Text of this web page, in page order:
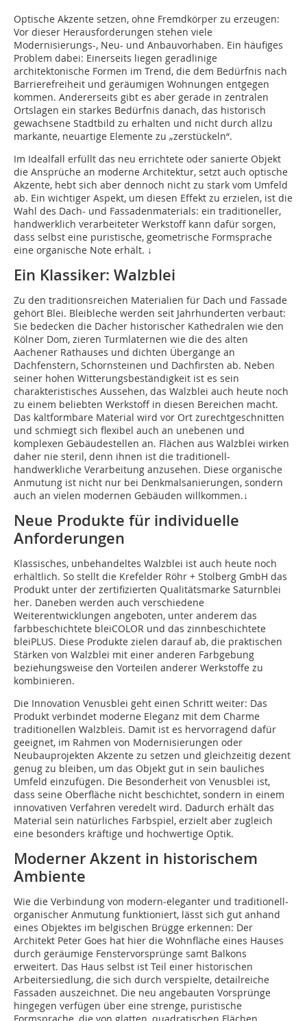
Optische Akzente setzen, ohne Fremdkörper zu erzeugen:
Vor dieser Herausforderungen stehen viele
Modernisierungs-, Neu- und Anbauvorhaben. Ein häufiges
Problem dabei: Einerseits liegen geradlinige
architektonische Formen im Trend, die dem Bedürfnis nach
Barrierefreiheit und geräumigen Wohnungen entgegen
kommen. Andererseits gibt es aber gerade in zentralen
Ortslagen ein starkes Bedürfnis danach, das historisch
gewachsene Stadtbild zu erhalten und nicht durch allzu
markante, neuartige Elemente zu „zerstückeln“.
Im Idealfall erfüllt das neu errichtete oder sanierte Objekt
die Ansprüche an moderne Architektur, setzt auch optische
Akzente, hebt sich aber dennoch nicht zu stark vom Umfeld
ab. Ein wichtiger Aspekt, um diesen Effekt zu erzielen, ist die
Wahl des Dach- und Fassadenmaterials: ein traditioneller,
handwerklich verarbeiteter Werkstoff kann dafür sorgen,
dass selbst eine puristische, geometrische Formsprache
eine organische Note erhält. ↓
Ein Klassiker: Walzblei
Zu den traditionsreichen Materialien für Dach und Fassade
gehört Blei. Bleibleche werden seit Jahrhunderten verbaut:
Sie bedecken die Dächer historischer Kathedralen wie den
Kölner Dom, zieren Turmlaternen wie die des alten
Aachener Rathauses und dichten Übergänge an
Dachfenstern, Schornsteinen und Dachfirsten ab. Neben
seiner hohen Witterungsbeständigkeit ist es sein
charakteristisches Aussehen, das Walzblei auch heute noch
zu einem beliebten Werkstoff in diesen Bereichen macht.
Das kaltformbare Material wird vor Ort zurechtgeschnitten
und schmiegt sich flexibel auch an unebenen und
komplexen Gebäudestellen an. Flächen aus Walzblei wirken
daher nie steril, denn ihnen ist die traditionell-
handwerkliche Verarbeitung anzusehen. Diese organische
Anmutung ist nicht nur bei Denkmalsanierungen, sondern
auch an vielen modernen Gebäuden willkommen.↓
Neue Produkte für individuelle
Anforderungen
Klassisches, unbehandeltes Walzblei ist auch heute noch
erhältlich. So stellt die Krefelder Röhr + Stolberg GmbH das
Produkt unter der zertifizierten Qualitätsmarke Saturnblei
her. Daneben werden auch verschiedene
Weiterentwicklungen angeboten, unter anderem das
farbbeschichtete bleiCOLOR und das zinnbeschichtete
bleiPLUS. Diese Produkte zielen darauf ab, die praktischen
Stärken von Walzblei mit einer anderen Farbgebung
beziehungsweise den Vorteilen anderer Werkstoffe zu
kombinieren.
Die Innovation Venusblei geht einen Schritt weiter: Das
Produkt verbindet moderne Ele­­ganz mit dem Charme
traditionellen Walzbleis. Damit ist es hervorragend dafür
geeignet, im Rahmen von Modernisierungen oder
Neubauprojekten Akzente zu setzen und gleichzeitig dezent
genug zu bleiben, um das Objekt gut in sein bauliches
Umfeld einzufügen. Die Besonderheit von Venusblei ist,
dass seine Oberfläche nicht beschichtet, sondern in einem
innovativen Verfahren veredelt wird. Dadurch erhält das
Material sein natürliches Farbspiel, erzielt aber zugleich
eine besonders kräftige und hochwertige Optik.
Moderner Akzent in historischem
Ambiente
Wie die Verbindung von modern-eleganter und traditionell-
organischer Anmutung funktioniert, lässt sich gut anhand
eines Objektes im belgischen Brügge erkennen: Der
Architekt Peter Goes hat hier die Wohnfläche eines Hauses
durch geräumige Fenstervorsprünge samt Balkons
erweitert. Das Haus selbst ist Teil einer historischen
Arbeitersiedlung, die sich durch verspielte, detailreiche
Fassaden auszeichnet. Die neu angebauten Vorsprünge
hingegen verfügen über eine strenge, puristische